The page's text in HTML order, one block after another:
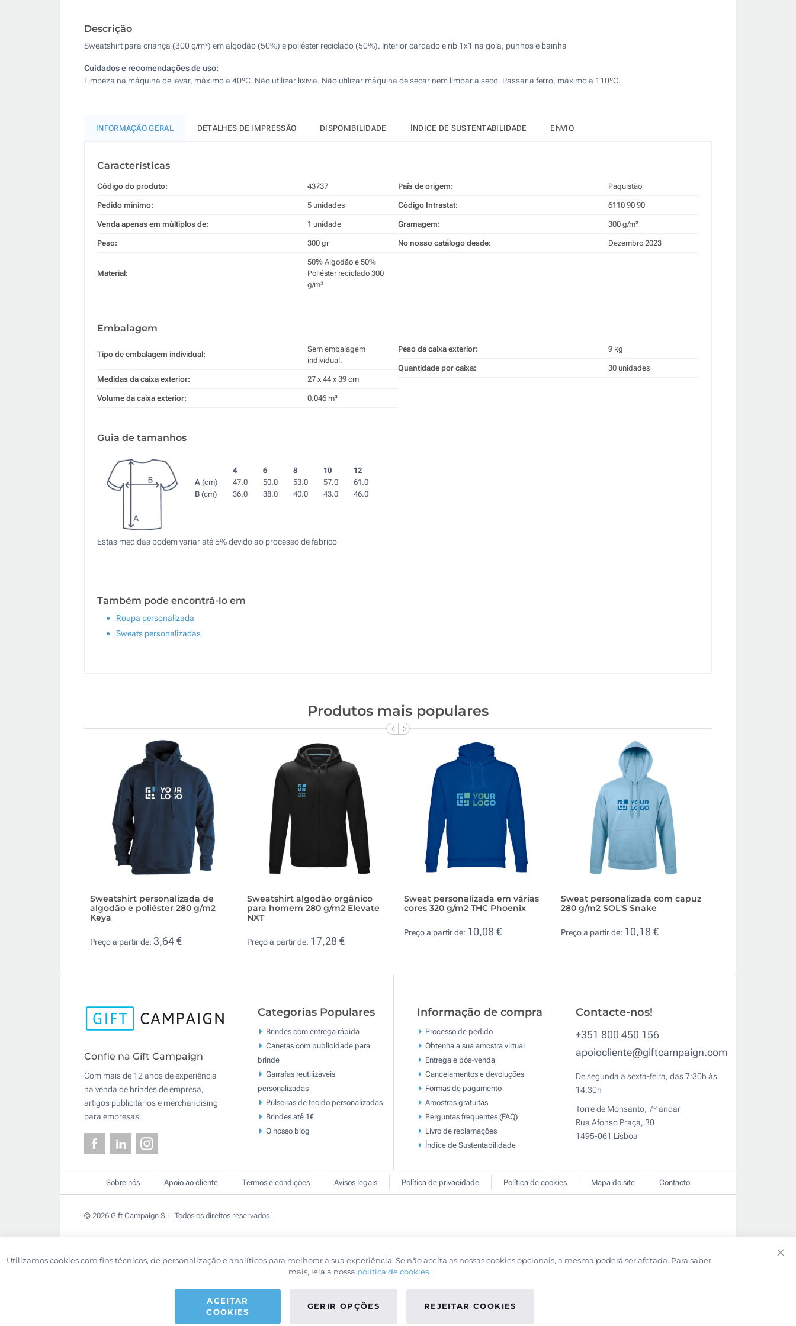
Transferência digital a cores (Num lado)
Descrição
Sweatshirt para criança (300 g/m²) em algodão (50%) e poliéster reciclado (50%). Interior cardado e rib 1x1 na gola, punhos e bainha
Cuidados e recomendações de uso:
Limpeza na máquina de lavar, máximo a 40ºC. Não utilizar lixívia. Não utilizar máquina de secar nem limpar a seco. Passar a ferro, máximo a 110ºC.
INFORMAÇÃO GERAL DETALHES DE IMPRESSÃO DISPONIBILIDADE ÍNDICE DE SUSTENTABILIDADE ENVIO
Características
Código do produto: 43737
Pedido mínimo: 5 unidades
Venda apenas em múltiplos de: 1 unidade
Peso: 300 gr
Material:
50% Algodão e 50%
Poliéster reciclado 300
g/m²
País de origem: Paquistão
Código Intrastat: 6110 90 90
Gramagem: 300 g/m²
No nosso catálogo desde: Dezembro 2023
Embalagem
Tipo de embalagem individual:
Sem embalagem
individual.
Medidas da caixa exterior: 27 x 44 x 39 cm
Volume da caixa exterior: 0.046 m³
Peso da caixa exterior: 9 kg
Quantidade por caixa: 30 unidades
Guia de tamanhos
4 6 8 10
12
A (cm) 47.0 50.0 53.0 57.0
61.0
B (cm) 36.0 38.0 40.0 43.0 46.0
Estas medidas podem variar até 5% devido ao processo de fabrico
Também pode encontrá-lo em
Roupa personalizada
Sweats personalizadas
Produtos mais populares
Sweatshirt personalizada de
algodão e poliéster 280 g/m2
Keya
Preço a partir de: 3,64 €
Sweatshirt algodão orgânico
para homem 280 g/m2 Elevate
NXT
Preço a partir de: 17,28 €
Sweat personalizada em várias
cores 320 g/m2 THC Phoenix
Preço a partir de: 10,08 €
Sweat personalizada com capuz
280 g/m2 SOL'S Snake
Preço a partir de: 10,18 €
Confie na Gift Campaign
Com mais de 12 anos de experiência
na venda de brindes de empresa,
artigos publicitários e merchandising
para empresas.
Categorias Populares
Brindes com entrega rápida
Canetas com publicidade para
brinde
Garrafas reutilizáveis
personalizadas
Pulseiras de tecido personalizadas
Brindes até 1€
O nosso blog
Informação de compra
Processo de pedido
Obtenha a sua amostra virtual
Entrega e pós-venda
Cancelamentos e devoluções
Formas de pagamento
Amostras gratuitas
Perguntas frequentes (FAQ)
Livro de reclamaçōes
Índice de Sustentabilidade
Contacte-nos!
+351 800 450 156
apoiocliente@giftcampaign.com
De segunda a sexta-feira, das 7:30h às
14:30h
Torre de Monsanto, 7º andar
Rua Afonso Praça, 30
1495-061 Lisboa
Sobre nós Apoio ao cliente Termos e condições Avisos legais Política de privacidade Política de cookies Mapa do site Contacto
© 2026 Gift Campaign S.L. Todos os direitos reservados.
Utilizamos cookies com fins técnicos, de personalização e analíticos para melhorar a sua experiência. Se não aceita as nossas cookies opcionais, a mesma poderá ser afetada. Para saber
mais, leia a nossa política de cookies
ACEITAR
COOKIES
GERIR OPÇÕES REJEITAR COOKIES